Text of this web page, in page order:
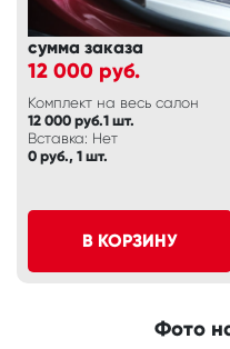
сумма заказа
12 000 руб.
Комплект на весь салон
12 000 руб.1 шт.
Вставка: Нет
0 руб., 1 шт.
В КОРЗИНУ
Фото